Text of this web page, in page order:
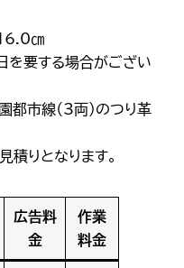
㎝
要する場合がござい
（3両）のつり革
なります。
広告料
金
作業
料金